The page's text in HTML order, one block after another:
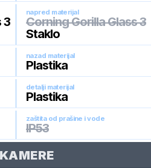
3
napred materijal
Corning Gorilla Glass 3
Staklo
nazad materijal
Plastika
detalji materijal
Plastika
zaštita od prašine i vode
IP53
KAMERE